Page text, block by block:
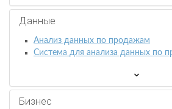
Данные
Анализ данных по продажам
Система для анализа данных по
Бизнес